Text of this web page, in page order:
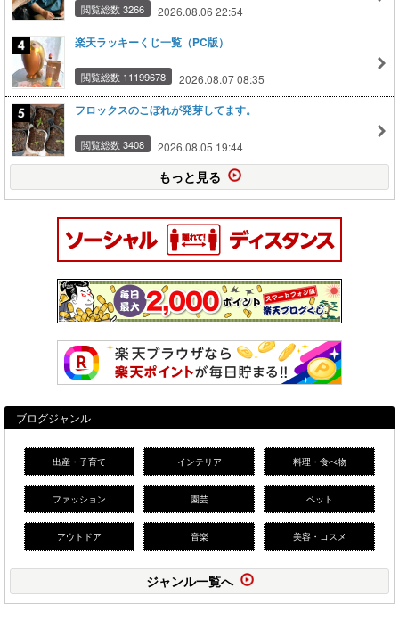
閲覧総数 3266 2026.08.06 22:54
楽天ラッキーくじ一覧（PC版）
閲覧総数 11199678 2026.08.07 08:35
フロックスのこぼれが発芽してます。
閲覧総数 3408 2026.08.05 19:44
もっと見る
ブログジャンル
出産・子育て インテリア 料理・食べ物
ファッション 園芸 ペット
アウトドア 音楽 美容・コスメ
ジャンル一覧へ